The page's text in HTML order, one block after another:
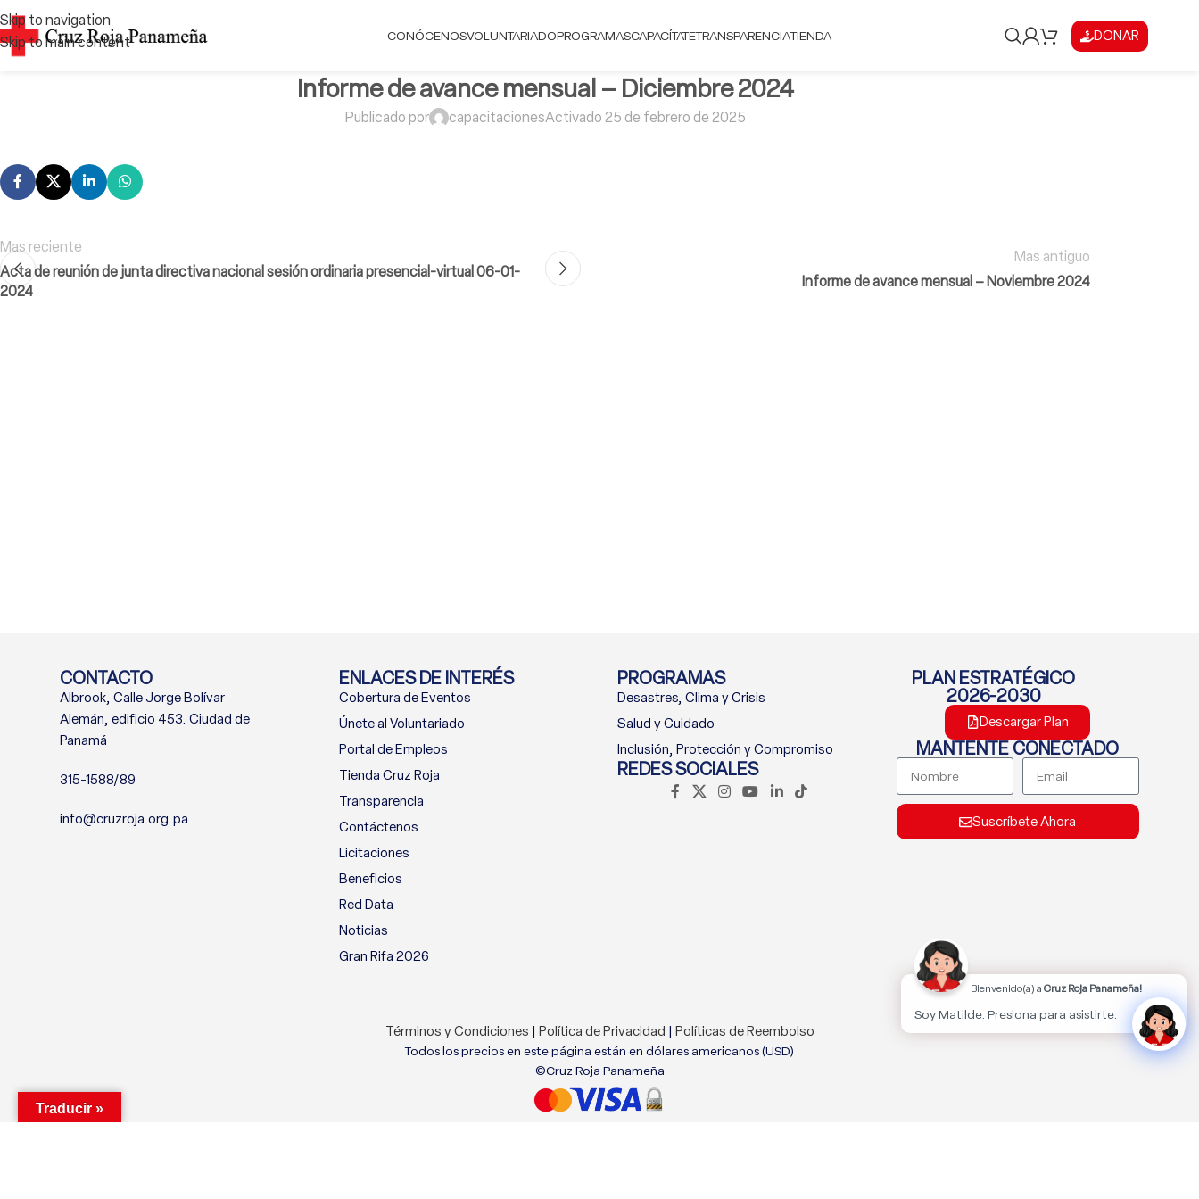
Skip to navigation
Skip to main content
CONÓCENOSVOLUNTARIADOPROGRAMASCAPACÍTATETRANSPARENCIATIENDA DONAR
Informe de avance mensual – Diciembre 2024
Publicado por capacitacionesActivado 25 de febrero de 2025
Mas reciente
Acta de reunión de junta directiva nacional sesión ordinaria presencial-virtual 06-01-
2024
Mas antiguo
Informe de avance mensual – Noviembre 2024
CONTACTO
Albrook, Calle Jorge Bolívar
Alemán, edificio 453. Ciudad de
Panamá
315-1588/89
info@cruzroja.org.pa
ENLACES DE INTERÉS
Cobertura de Eventos
Únete al Voluntariado
Portal de Empleos
Tienda Cruz Roja
Transparencia
Contáctenos
Licitaciones
Beneficios
Red Data
Noticias
Gran Rifa 2026
PROGRAMAS
Desastres, Clima y Crisis
Salud y Cuidado
Inclusión, Protección y Compromiso
REDES SOCIALES
PLAN ESTRATÉGICO
2026-2030
Descargar Plan
MANTENTE CONECTADO
Suscríbete Ahora
Términos y Condiciones | Política de Privacidad | Políticas de Reembolso
Todos los precios en este página están en dólares americanos (USD)
©Cruz Roja Panameña
Traducir »
Bienvenido(a) a Cruz Roja Panameña!
Soy Matilde. Presiona para asistirte.